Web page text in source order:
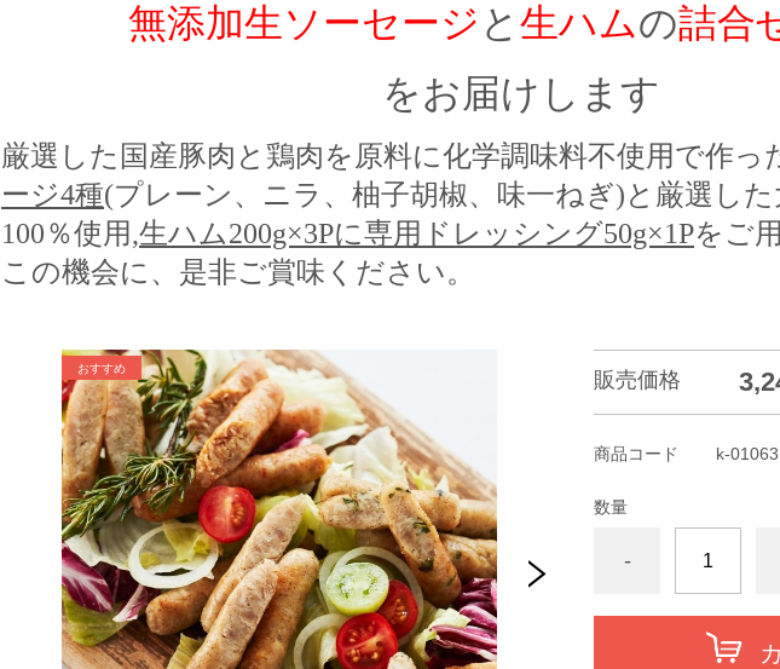
無添加生ソーセージ と 生ハムの詰合
をお届けします
厳選した国産豚肉と鶏肉を原料に化学調味料不使用で作っ
ージ4種(プレーン、ニラ、柚子胡椒、味一ねぎ)と厳選し
100％使用,生ハム200g×3Pに専用ドレッシング50g×1Pをご
この機会に、是非ご賞味ください。
販売価格
商品コード k-01063
数量
-